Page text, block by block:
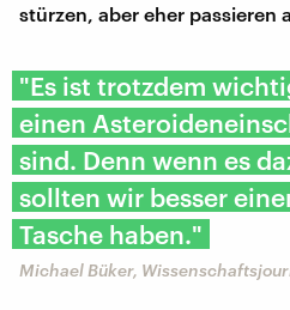
stürzen, aber eher passieren
"Es ist trotzdem
einen
sind. Denn wenn es
sollten wir besser
Tasche haben."
Michael Büker,